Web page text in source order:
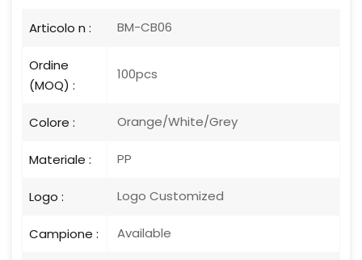
Articolo n : BM-CB06
Ordine
(MOQ) :
100pcs
Colore : Orange/White/Grey
Materiale : PP
Logo : Logo Customized
Campione : Available